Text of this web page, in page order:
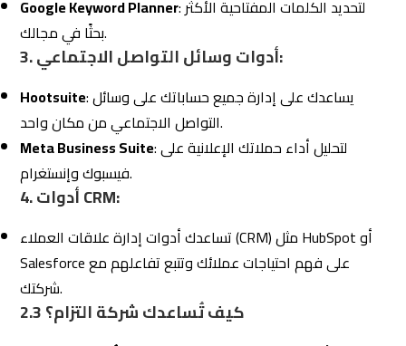
شركة التزام للتسويق الإلكتروني
تُقدّم استراتيجيات
مصممة خصيصًا لتلبية احتياجاتك التسويقية. يبدأ فريقنا بتحليل
دقيق لأهدافك باستخدام أحدث الأدوات التكنولوجية، مما
يضمن وضع خطة تسويقية تحقق نتائج ملموسة. سواء كنت
تسعى لزيادة المبيعات، تحسين الوعي بالعلامة التجارية، أو
استراتيجية تسويقية فعّالة تُحقق جميع أهدافك.
3.الخطوة الثانية: البحث عن مكتب تسويق
إلكتروني متخصص